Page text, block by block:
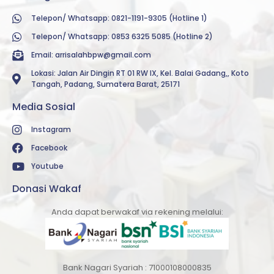
Telepon/ Whatsapp: 0821-1191-9305 (Hotline 1)
Telepon/ Whatsapp: 0853 6325 5085 (Hotline 2)
Email: arrisalahbpw@gmail.com
Lokasi: Jalan Air Dingin RT 01 RW IX, Kel. Balai Gadang,, Koto
Tangah, Padang, Sumatera Barat, 25171
Media Sosial
Instagram
Facebook
Youtube
Donasi Wakaf
Anda dapat berwakaf via rekening melalui:
Bank Nagari Syariah : 71000108000835